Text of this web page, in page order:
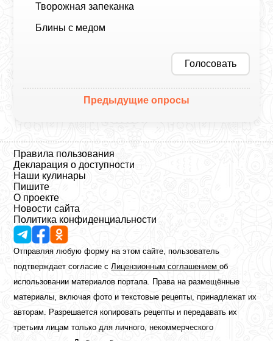
Творожная запеканка
Блины с медом
Голосовать
Предыдущие опросы
Правила пользования
Декларация о доступности
Наши кулинары
Пишите
О проекте
Новости сайта
Политика конфиденциальности
Отправляя любую форму на этом сайте, пользователь
подтверждает согласие сЛицензионным соглашениемоб
использовании материалов портала. Права на размещённые
материалы, включая фото и текстовые рецепты, принадлежат их
авторам. Разрешается копировать рецепты и передавать их
третьим лицам только для личного, некоммерческого